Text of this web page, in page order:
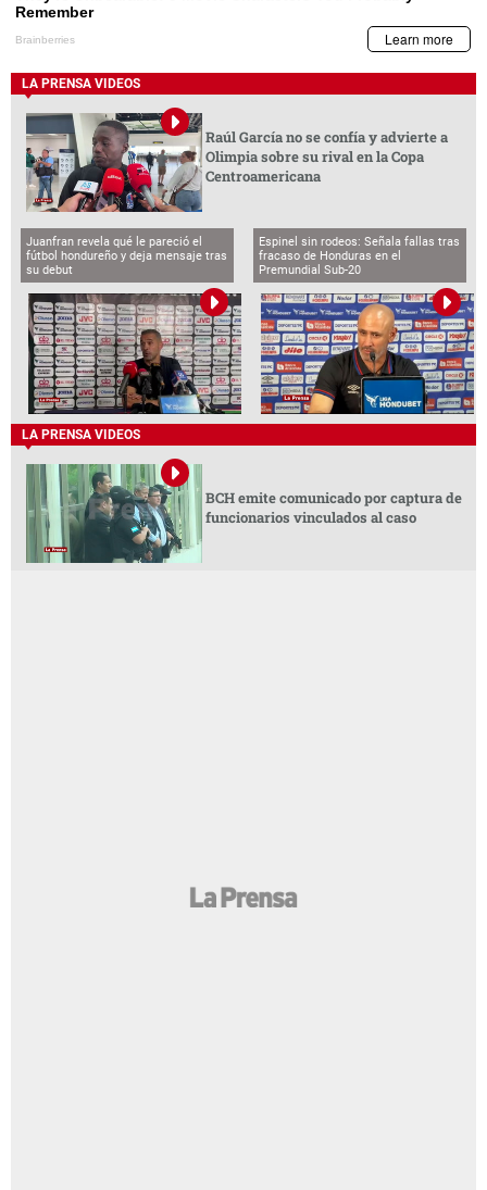
LA PRENSA VIDEOS
Raúl García no se confía y advierte a
Olimpia sobre su rival en la Copa
Centroamericana
Juanfran revela qué le pareció el
fútbol hondureño y deja mensaje tras
su debut
Espinel sin rodeos: Señala fallas tras
fracaso de Honduras en el
Premundial Sub-20
LA PRENSA VIDEOS
BCH emite comunicado por captura de
funcionarios vinculados al caso